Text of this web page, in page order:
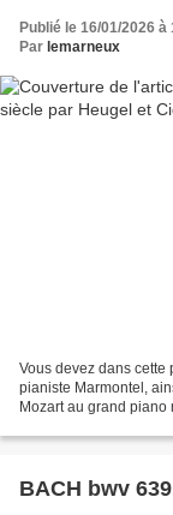
Publié le 16/01/2026 à
Par lemarneux
Vous devez dans
pianiste Marmontel,
Mozart au grand piano